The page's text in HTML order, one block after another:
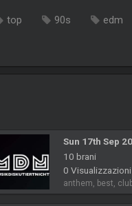
top 90s edm
Sun 17th Sep
10 brani
0
anthem, best,